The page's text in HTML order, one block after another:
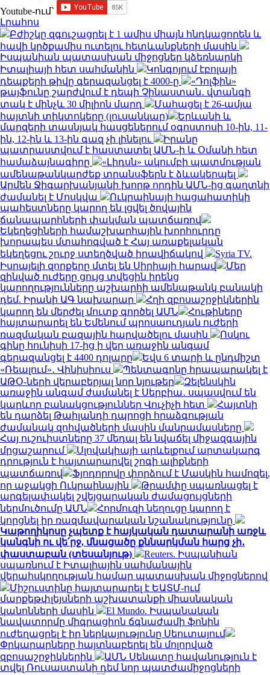
Youtube-ում`
Լրահոս
Բժիշկը զգուշացրել է 1 ամիս միայն հնդկացորեն և
հավի կրծքամիս ուտելու հետևանքների մասին
Իսպանիան պատասխան միջոցներ կձեռնարկի
Իտալիայի հետ սահմանին
Կոնգոյում էբոլայի
դեպքերի թիվը գերազանցել է 4000-ը
«Դոլֆին»
թայֆունը շարժվում է դեպի Չինաստան․ վտանգի
տակ է մինչև 30 միլիոն մարդ
Մահացել է 26-ամյա
հայտնի տիկտոկերը (լուսանկար)
Երևանի և
մարզերի տասնյակ հասցեներում օգոստոսի 10-ին, 11-
ին, 12-ին և 13-ին գազ չի լինելու
Իրանը
պատրաստվում է հաստատել ԱՄՆ-ի և Օմանի հետ
համաձայնագիրը
«Լիդսն» ակումբի պատմության
ամենաթանկարժեք տրանսֆերն է ձևակերպել
Արմեն Ջիգարխանյանի խորթ որդին ԱՄՆ-ից գաղտնի
ժամանել է Մոսկվա
Ուկրաինայի հացահատիկի
պահեստները կարող են լցվել ծովային
ճանապարհների փակման պատճառով
Եկեղեցիների համաշխարհային խորհուրդը
խորապես մտահոգված է Հայ առաքելական
եկեղեցու շուրջ ստեղծված իրավիճակով
Syria TV.
Իսրայելի զորքերը մտել են Սիրիայի հարավ
Մեր
զինված ուժերը ցույց տվեցին իրենց
կարողությունները աշխարհի ամենաթանկ բանակի
դեմ. Իրանի ԱԳ նախարար
Հղի զբոսաշրջիկներին
կարող են մերժել մուտք գործել ԱՄՆ
Հութիները
հայտարարել են Եմենում պրոսաուդյան ուժերի
ռազմական բազային հարվածելու մասին
Ոսկու
գինը հունիսի 17-ից ի վեր առաջին անգամ
գերազանցել է 4400 դոլարը
Եվս 6 տարի և ընդմիշտ
«Ռեալում»․ Վինիսիուս
Պենտագոնը հրապարակել է
ԱԹՕ-ների վերաբերյալ նոր նյութեր
Զելենսկին
առաջին անգամ ժամանել է Սերբիա․ սպասվում են
կարևոր բանակցություններ Վուչիչի հետ
Հայտնի
են դարձել Թաիլանդի դպրոցի հրաձգության
ժամանակ զոհվածների մասին մանրամասները
Հայ ուշուիստները 37 մեդալ են նվաճել միջազգային
մրցաշարում
Սլովակիայի արևելքում արտակարգ
դրություն է հայտարարվել շոգի ալիքների
պատճառով
Ֆյոդորովը փորձում է Մասկին համոզել,
որ աջակցի Ուկրաինային
Թրամփը սպառնացել է
արգելափակել շվեյցարական ժամացույցների
ներմուծումը ԱՄՆ
Հորմուզի նեղուցը կարող է
կորցնել իր ռազմավարական նշանակությունը
Կաթողիկոսը չպետք է հայկական դատարանի առջև
կանգնի ու վե՛րջ, մնացածը քննարկման հարց չի․
փաստաբան (տեսանյութ)
Reuters. Իսպանիան
սպառնում է Իտալիային սահմանային
վերահսկողության համար պատասխան միջոցներով
Միշուստինը հայտարարել է ԵԱՏՄ-ում
մարքեթփլեյսների աշխատանքի միասնական
կանոնների մասին
El Mundo. Իսպանական
նավատորմը միգրացիոն ճգնաժամի ֆոնին
ուժեղացրել է իր ներկայությունը Սեուտայում
Փրկարարները հայտնաբերել են մոլորված
զբոսաշրջիկներին
ԱՄՆ Սենատը հավանություն է
տվել Ռուսաստանի դեմ նոր պատժամիջոցների